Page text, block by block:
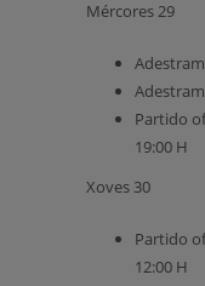
Mércores 29
Partido
19:00 H
Xoves 30
Partido
12:00 H